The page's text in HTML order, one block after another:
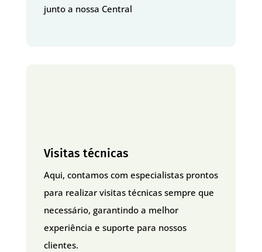
junto a nossa Central
Visitas técnicas
Aqui, contamos com especialistas prontos
para realizar visitas técnicas sempre que
necessário, garantindo a melhor
experiência e suporte para nossos
clientes.